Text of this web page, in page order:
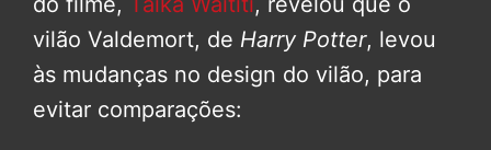
vilão Valdemort, de Harry Potter, levou
às mudanças no design do vilão, para
evitar comparações: